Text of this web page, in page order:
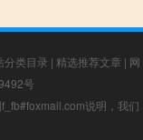
分类目录 | 精选推荐文章 | 网
号
说明，我们